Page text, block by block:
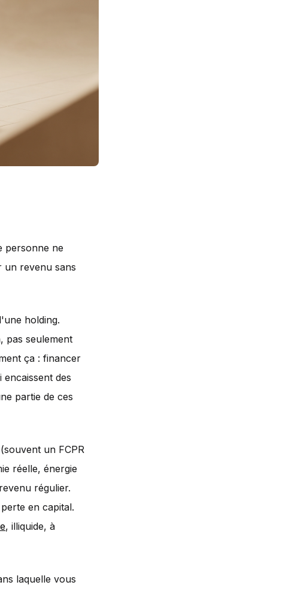
personne ne
un revenu sans
holding.
pas seulement
ça : financer
des
partie de ces
(souvent un FCPR
réelle, énergie
régulier.
en capital.
, illiquide, à
laquelle vous